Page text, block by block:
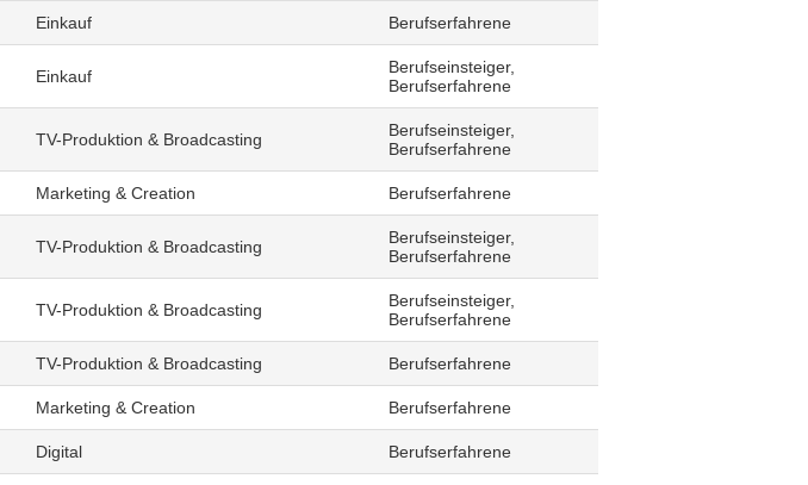
Einkauf Berufserfahrene
Einkauf
Berufseinsteiger,
Berufserfahrene
TV-Produktion & Broadcasting
Berufseinsteiger,
Berufserfahrene
Marketing & Creation Berufserfahrene
TV-Produktion & Broadcasting
Berufseinsteiger,
Berufserfahrene
TV-Produktion & Broadcasting
Berufseinsteiger,
Berufserfahrene
TV-Produktion & Broadcasting Berufserfahrene
Marketing & Creation Berufserfahrene
Digital Berufserfahrene